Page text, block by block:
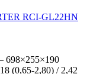
RCI-GL22HN
698×255×190
(0,65-2,80) / 2,42